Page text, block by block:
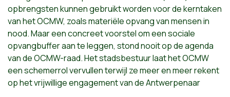
opbrengsten kunnen gebruikt worden voor de kerntaken
van het OCMW, zoals materiële opvang van mensen in
nood. Maar een concreet voorstel om een sociale
opvangbuffer aan te leggen, stond nooit op de agenda
van de OCMW-raad. Het stadsbestuur laat het OCMW
een schemerrol vervullen terwijl ze meer en meer rekent
op het vrijwillige engagement van de Antwerpenaar